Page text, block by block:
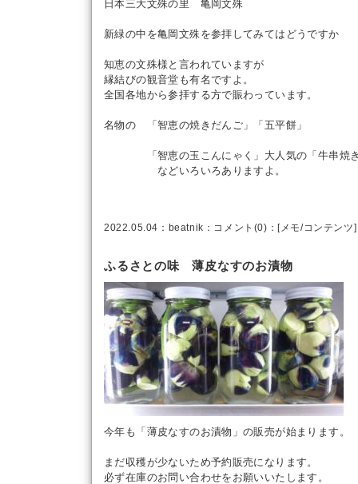
日本三大文殊の里 亀岡文殊
新緑の中を亀岡文殊を参拝してみてはどうですか
知恵の文殊様と言われていますが
縁結びの観音堂も有名ですよ。
全国各地から参拝する方で賑わっています。
名物の 「智恵の焼きだんご」「五平餅」
「智恵の玉こんにゃく」大人気の「牛串焼
などいろいろありますよ。
2022.05.04： beatnik ： コメント(0) ：[メモ/コンテンツ]
ふるさとの味 薄皮なすのお漬物
今年も「薄皮なすのお漬物」の販売が始まります。
まだ収穫が少ないため予約販売になります。
必ず在庫のお問い合わせをお願いいたします。